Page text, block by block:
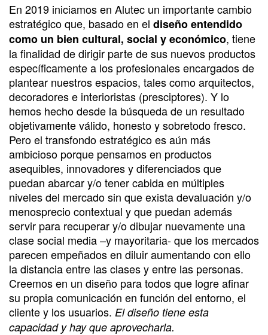
En 2019 iniciamos en Alutec un importante cambio
estratégico que, basado en el diseño entendido
como un bien cultural, social y económico, tiene
la finalidad de dirigir parte de sus nuevos productos
específicamente a los profesionales encargados de
plantear nuestros espacios, tales como arquitectos,
decoradores e interioristas (presciptores). Y lo
hemos hecho desde la búsqueda de un resultado
objetivamente válido, honesto y sobretodo fresco.
Pero el transfondo estratégico es aún más
ambicioso porque pensamos en productos
asequibles, innovadores y diferenciados que
puedan abarcar y/o tener cabida en múltiples
niveles del mercado sin que exista devaluación y/o
menosprecio contextual y que puedan además
servir para recuperar y/o dibujar nuevamente una
clase social media –y mayoritaria- que los mercados
parecen empeñados en diluir aumentando con ello
la distancia entre las clases y entre las personas.
Creemos en un diseño para todos que logre afinar
su propia comunicación en función del entorno, el
cliente y los usuarios. El diseño tiene esta
capacidad y hay que aprovecharla.